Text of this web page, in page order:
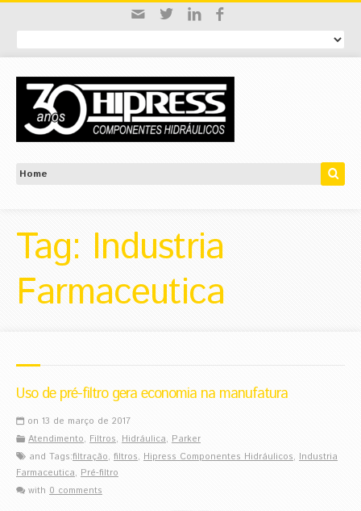
Tag: Industria
Farmaceutica
Uso de pré-filtro gera economia na manufatura
on 13 de março de 2017
Atendimento, Filtros, Hidráulica, Parker
and Tags:filtração, filtros, Hipress Componentes Hidráulicos, Industria
Farmaceutica, Pré-filtro
with 0 comments